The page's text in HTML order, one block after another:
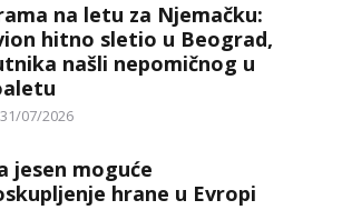
na letu za Njemačku:
hitno sletio u Beograd,
našli nepomičnog u
Posted
31/07/2026
jesen moguće
hrane u Evropi